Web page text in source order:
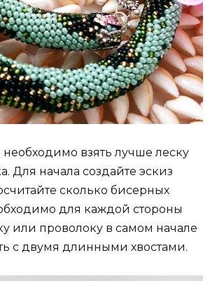
взять лучше леску
Для начала создайте эскиз
сколько бисерных
для каждой стороны
или проволоку в самом начале
с двумя длинными хвостами.